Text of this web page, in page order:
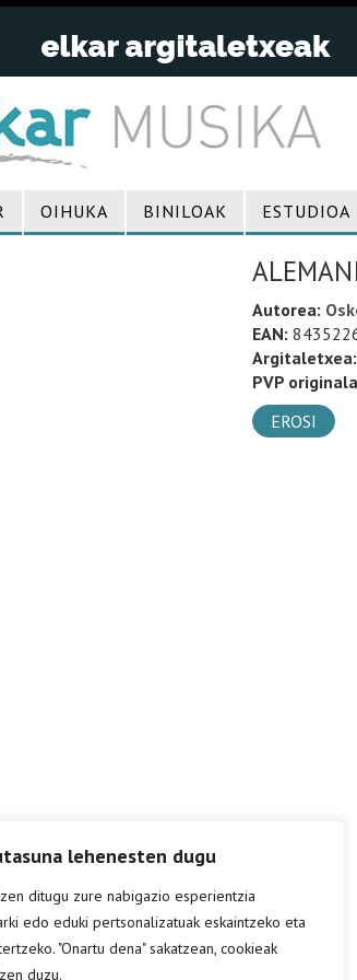
lehenesten dugu
ditugu zure nabigazio esperientzia
edo eduki pertsonalizatuak eskaintzeko eta
"Onartu dena" sakatzean, cookieak
duzu.
OIHUKA BINILOAK ESTUDIOA
Autorea:
EAN:
Argitaletxea:
PVP
EROSI